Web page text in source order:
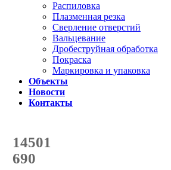
Распиловка
Плазменная резка
Сверление отверстий
Вальцевание
Дробеструйная обработка
Покраска
Маркировка и упаковка
Объекты
Новости
Контакты
14501
с начала года
690
с начала месяца